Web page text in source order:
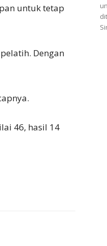
untuk tetap
Dengan
46, hasil 14